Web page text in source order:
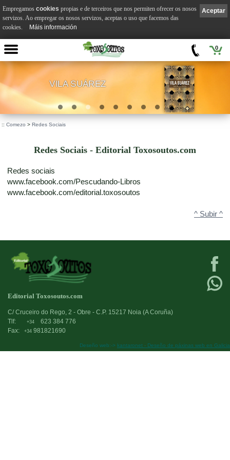
0
VILA SUÁREZ
:: Comezo > Redes Sociais
Redes Sociais - Editorial Toxosoutos.com
Redes sociais
www.facebook.com/Pescudando-Libros
www.facebook.com/editorial.toxosoutos
^ Subir ^
Editorial Toxosoutos.com
C/ Cruceiro do Rego, 2 - Obre - C.P. 15217 Noia (A Coruña)
Tlf:
+34
623 384 776
Fax:
+34 981821690
Deseño web:-> kantaronet - Deseño de páxinas web en Galicia
Aceptar
Empregamos cookies propias e de terceiros que nos permiten ofrecer os nosos
servizos. Ao empregar os nosos servizos, aceptas o uso que facemos das
cookies.
Máis información